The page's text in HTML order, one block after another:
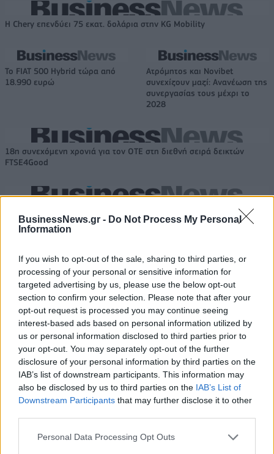
BusinessNews.gr - Do Not Process My Personal
Information
If you wish to opt-out of the sale, sharing to third parties, or
processing of your personal or sensitive information for
targeted advertising by us, please use the below opt-out
section to confirm your selection. Please note that after your
opt-out request is processed you may continue seeing
interest-based ads based on personal information utilized by
us or personal information disclosed to third parties prior to
your opt-out. You may separately opt-out of the further
disclosure of your personal information by third parties on the
IAB’s list of downstream participants. This information may
also be disclosed by us to third parties on the IAB’s List of
Downstream Participants that may further disclose it to other
Personal Data Processing Opt Outs
Η Chery επενδύει 75 εκατ. δολάρια στην KG Mobility
Το FIAT 500 Hybrid τώρα από
18.990 ευρώ
Ατρόμητος και Novibet
συνεχίζουν μαζί: Ανανέωση της
συνεργασίας τους μέχρι το
2028
18η συνεχόμενη χρονιά για τον ΟΤΕ στη διεθνή σειρά δεικτών
FTSE4Good
Alpha Bank: Για πρώτη φορά το Αρχαίο Θέατρο Επιδαύρου άνοιξε τις
πύλες του σε όλους
ΠΕΡΙΣΣΌΤΕΡΑ ΣΕ ΑΥΤΉ ΤΗΝ ΚΑΤΗΓΟΡΊΑ
Υπ. Εργασίας:
Παρελκυστική η τακτική
εργοδοσίας του MEGA
Στην avakon+ το global
website chillbox
15/07/2016 - 03:00